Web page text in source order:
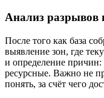
Анализ разрывов
После того как база
выявление зон, где
и определение
ресурсные. Важно не
понять, за счёт чего